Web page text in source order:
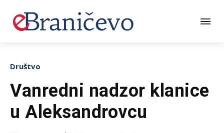
Društvo
Vanredni nadzor klanice
u Aleksandrovcu